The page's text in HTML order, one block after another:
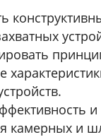
и
камерных и